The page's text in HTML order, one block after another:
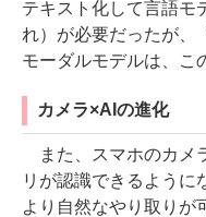
テキスト化して言語モ
れ）が必要だったが、
モーダルモデルは、こ
カメラ×AIの進化
また、スマホのカメ
リが認識できるように
より自然なやり取りが